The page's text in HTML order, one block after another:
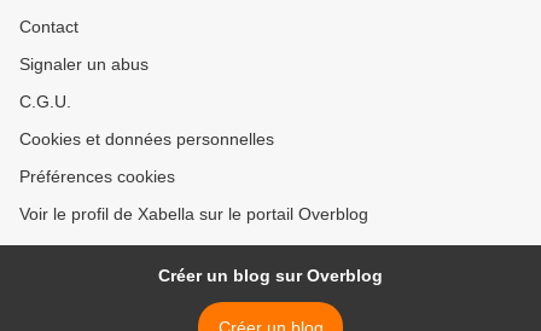
Contact
Signaler un abus
C.G.U.
Cookies et données personnelles
Préférences cookies
Voir le profil de Xabella sur le portail Overblog
Créer un blog sur Overblog